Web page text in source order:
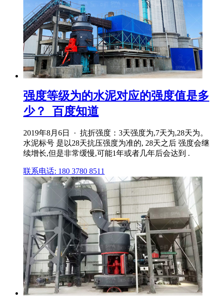
强度等级为的水泥对应的强度值是多
少？_百度知道
2019年8月6日 · 抗折强度：3天强度为,7天为,28天为。
水泥标号 是以28天抗压强度为准的, 28天之后 强度会继
续增长,但是非常缓慢,可能1年或者几年后会达到 .
联系电话: 180 3780 8511